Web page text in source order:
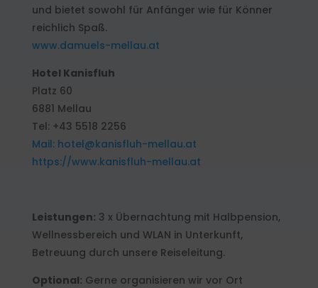
und bietet sowohl für Anfänger wie für Könner
reichlich Spaß.
www.damuels-mellau.at
Hotel Kanisfluh
Platz 60
6881 Mellau
Tel: +43 5518 2256
Mail: hotel@kanisfluh-mellau.at
https://www.kanisfluh-mellau.at
Leistungen: 3 x Übernachtung mit Halbpension,
Wellnessbereich und WLAN in Unterkunft,
Betreuung durch unsere Reiseleitung.
Optional: Gerne organisieren wir vor Ort